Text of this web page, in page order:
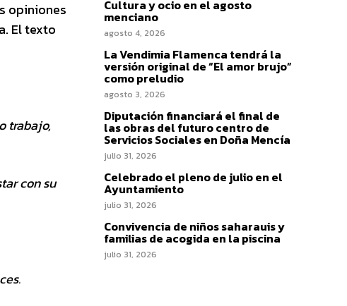
opiniones
El texto
trabajo,
con su
Cultura y ocio en el agosto
menciano
agosto 4, 2026
La Vendimia Flamenca tendrá la
versión original de “El amor brujo”
como preludio
agosto 3, 2026
Diputación financiará el final de
las obras del futuro centro de
Servicios Sociales en Doña Mencía
julio 31, 2026
Celebrado el pleno de julio en el
Ayuntamiento
julio 31, 2026
Convivencia de niños saharauis y
familias de acogida en la piscina
julio 31, 2026